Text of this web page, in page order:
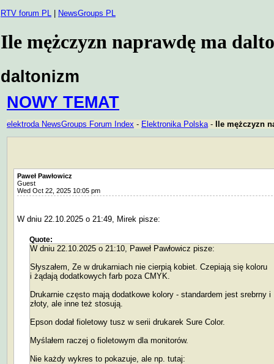
RTV forum PL NewsGroups PL
Ile mężczyzn naprawdę ma
daltonizm
NOWY TEMAT
elektroda NewsGroups Forum Index - Elektronika Polska- Ile mężczyzn
Paweł Pawłowicz
Guest
Wed Oct 22, 2025 10:05 pm
W dniu 22.10.2025 o 21:49, Mirek pisze:
Quote:
W dniu 22.10.2025 o 21:10, Paweł Pawłowicz pisze:
Słyszałem, Ze w drukarniach nie cierpią kobiet. Czepiają się koloru
i żądają dodatkowych farb poza CMYK.
Drukarnie często mają dodatkowe kolory - standardem jest srebrny i
złoty, ale inne też stosują.
Epson dodał fioletowy tusz w serii drukarek Sure Color.
Myślałem raczej o fioletowym dla monitorów.
Nie każdy wykres to pokazuje, ale np. tutaj: